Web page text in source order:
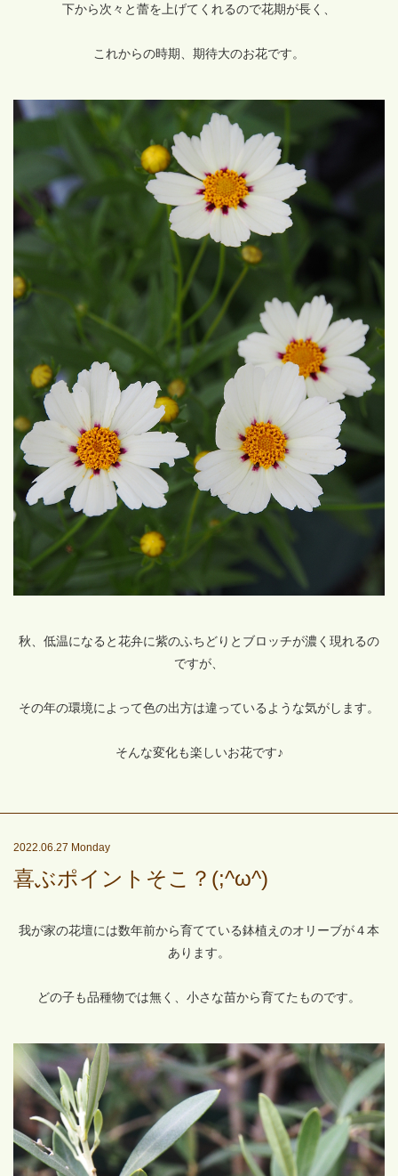
下から次々と蕾を上げてくれるので花期が長く、
これからの時期、期待大のお花です。
秋、低温になると花弁に紫のふちどりとブロッチが濃く現れるの
ですが、
その年の環境によって色の出方は違っているような気がします。
そんな変化も楽しいお花です♪
2022.06.27 Monday
喜ぶポイントそこ？(;^ω^)
我が家の花壇には数年前から育てている鉢植えのオリーブが４本
あります。
どの子も品種物では無く、小さな苗から育てたものです。